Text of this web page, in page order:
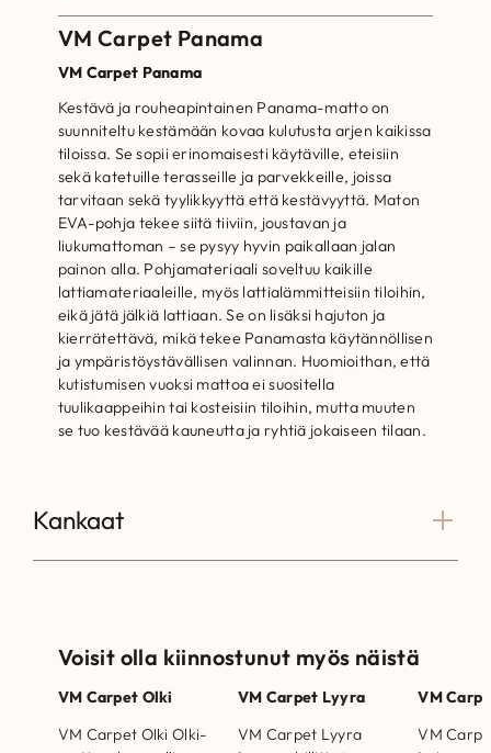
VM Carpet Panama
VM Carpet Panama
Kestävä ja rouheapintainen Panama-matto on
suunniteltu kestämään kovaa kulutusta arjen kaikissa
tiloissa. Se sopii erinomaisesti käytäville, eteisiin
sekä katetuille terasseille ja parvekkeille, joissa
tarvitaan sekä tyylikkyyttä että kestävyyttä. Maton
EVA-pohja tekee siitä tiiviin, joustavan ja
liukumattoman – se pysyy hyvin paikallaan jalan
painon alla. Pohjamateriaali soveltuu kaikille
lattiamateriaaleille, myös lattialämmitteisiin tiloihin,
eikä jätä jälkiä lattiaan. Se on lisäksi hajuton ja
kierrätettävä, mikä tekee Panamasta käytännöllisen
ja ympäristöystävällisen valinnan. Huomioithan, että
kutistumisen vuoksi mattoa ei suositella
tuulikaappeihin tai kosteisiin tiloihin, mutta muuten
se tuo kestävää kauneutta ja ryhtiä jokaiseen tilaan.
Kankaat
Voisit olla kiinnostunut myös näistä
VM Carpet Olki
VM Carpet Olki Olki-
VM Carpet Lyyra
VM Carpet Lyyra
VM
VM